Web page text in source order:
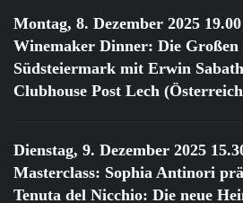
Montag, 8. Dezember 2025
Winemaker Dinner: Die Großen
Südsteiermark mit Erwin
Clubhouse Post Lech
Dienstag, 9. Dezember 2025
Masterclass: Sophia Antinori
Tenuta del Nicchio: Die neue